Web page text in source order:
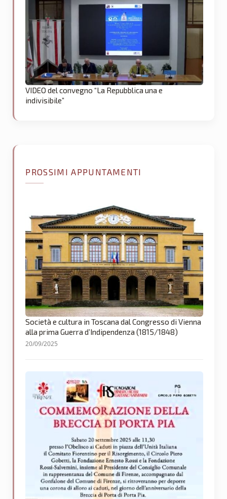
VIDEO del convegno “La Repubblica una e
indivisibile”
PROSSIMI APPUNTAMENTI
Società e cultura in Toscana dal Congresso di Vienna
alla prima Guerra d’Indipendenza (1815/1848)
20/09/2025